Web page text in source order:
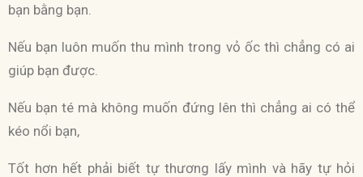
bạn bằng bạn.
Nếu bạn luôn muốn thu mình trong vỏ ốc thì chẳng có ai
giúp bạn được.
Nếu bạn té mà không muốn đứng lên thì chẳng ai có thể
kéo nổi bạn,
Tốt hơn hết phải biết tự thương lấy mình và hãy tự hỏi